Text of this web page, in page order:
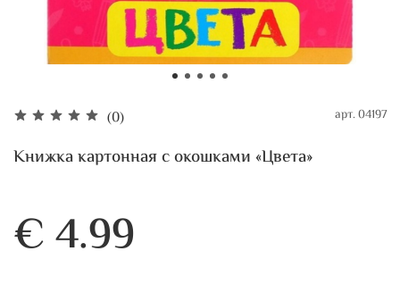
(0) арт.04197
Книжка картонная с окошками «Цвета»
€ 4.99